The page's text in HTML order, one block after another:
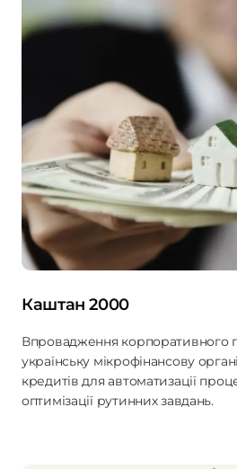
Каштан 2000
Впровадження корпоративного
українську мікрофінансову
кредитів для автоматизації
оптимізації рутинних завдань.